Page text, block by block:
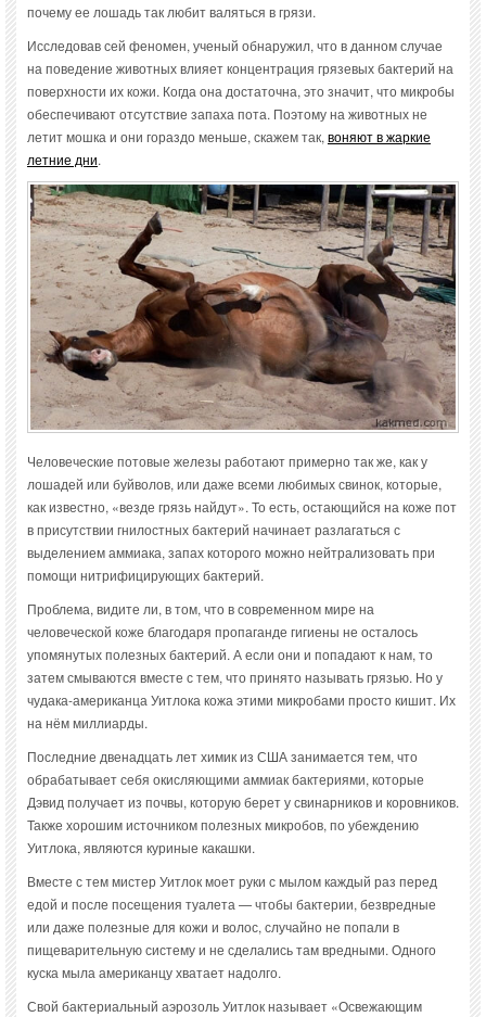
почему ее лошадь так любит валяться в грязи.
Исследовав сей феномен, ученый обнаружил, что в данном случае
на поведение животных влияет концентрация грязевых бактерий на
поверхности их кожи. Когда она достаточна, это значит, что микробы
обеспечивают отсутствие запаха пота. Поэтому на животных не
летит мошка и они гораздо меньше, скажем так, воняют в жаркие
летние дни.
Человеческие потовые железы работают примерно так же, как у
лошадей или буйволов, или даже всеми любимых свинок, которые,
как известно, «везде грязь найдут». То есть, остающийся на коже пот
в присутствии гнилостных бактерий начинает разлагаться с
выделением аммиака, запах которого можно нейтрализовать при
помощи нитрифицирующих бактерий.
Проблема, видите ли, в том, что в современном мире на
человеческой коже благодаря пропаганде гигиены не осталось
упомянутых полезных бактерий. А если они и попадают к нам, то
затем смываются вместе с тем, что принято называть грязью. Но у
чудака-американца Уитлока кожа этими микробами просто кишит. Их
на нём миллиарды.
Последние двенадцать лет химик из США занимается тем, что
обрабатывает себя окисляющими аммиак бактериями, которые
Дэвид получает из почвы, которую берет у свинарников и коровников.
Также хорошим источником полезных микробов, по убеждению
Уитлока, являются куриные какашки.
Вместе с тем мистер Уитлок моет руки с мылом каждый раз перед
едой и после посещения туалета — чтобы бактерии, безвредные
или даже полезные для кожи и волос, случайно не попали в
пищеварительную систему и не сделались там вредными. Одного
куска мыла американцу хватает надолго.
Свой бактериальный аэрозоль Уитлок называет «Освежающим